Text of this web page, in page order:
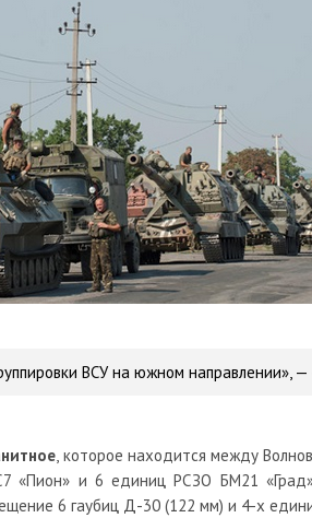
ВСУ на южном направлении»,
, которое находится между
«Пион» и 6 единиц РСЗО БМ21
6 гаубиц Д-30 (122 мм) и 4-х